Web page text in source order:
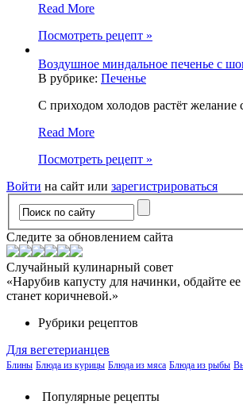
Read More
Посмотреть рецепт »
Воздушное миндальное печенье с
В рубрике: Печенье
С приходом холодов растёт желание
Read More
Посмотреть рецепт »
Войти на сайт или зарегистрироваться
Следите за обновлением сайта
Случайный кулинарный совет
«Нарубив капусту для начинки, обдайте
станет коричневой.»
Рубрики рецептов
Для вегетерианцев
Блины Блюда из курицы Блюда из мяса Блюда из рыбы
Популярные рецепты